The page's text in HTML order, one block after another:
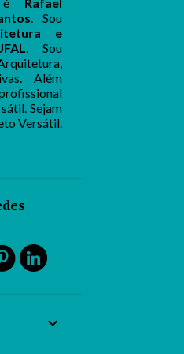
. Sou
e
. Sou
Além
Sejam
Versátil.